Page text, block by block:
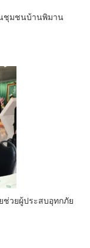
ชุมชนบ้านพิมาน
ช่วยผู้ประสบอุทกภัย